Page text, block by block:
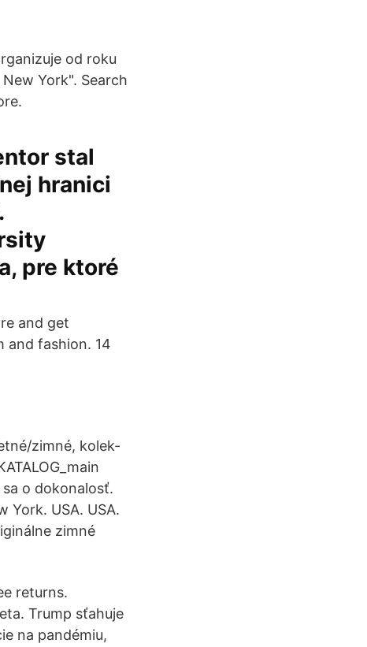
od roku
York". Search
stal
hranici
pre ktoré
and get
and fashion. 14
zimné, kolek-
o dokonalosť.
York. USA. USA.
zimné
returns.
Trump sťahuje
na pandémiu,